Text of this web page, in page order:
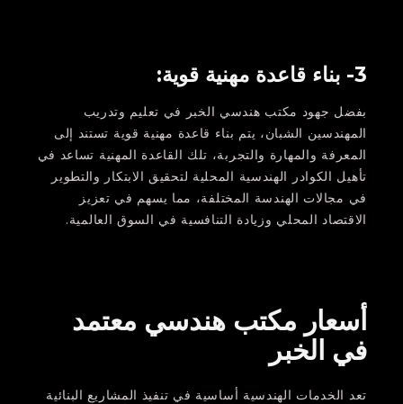
3- بناء قاعدة مهنية قوية:
بفضل جهود مكتب هندسي الخبر في تعليم وتدريب
المهندسين الشبان، يتم بناء قاعدة مهنية قوية تستند إلى
المعرفة والمهارة والتجربة، تلك القاعدة المهنية تساعد في
تأهيل الكوادر الهندسية المحلية لتحقيق الابتكار والتطوير
في مجالات الهندسة المختلفة، مما يسهم في تعزيز
الاقتصاد المحلي وزيادة التنافسية في السوق العالمية.
أسعار مكتب هندسي معتمد
في الخبر
تعد الخدمات الهندسية أساسية في تنفيذ المشاريع البنائية